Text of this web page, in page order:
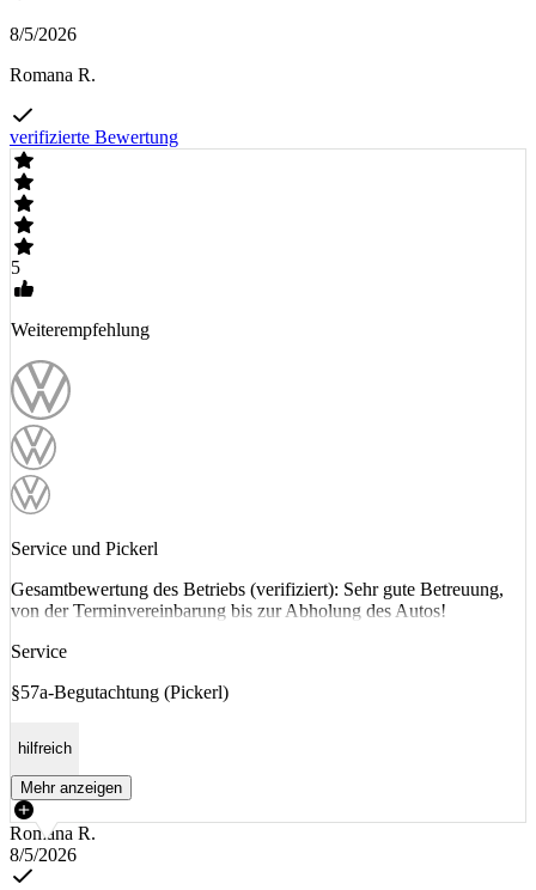
8/5/2026
Romana R.
verifizierte Bewertung
5
Weiterempfehlung
Service und Pickerl
Gesamtbewertung des Betriebs (verifiziert): Sehr gute Betreuung,
von der Terminvereinbarung bis zur Abholung des Autos!
Service
§57a-Begutachtung (Pickerl)
hilfreich
Mehr anzeigen
Romana R.
8/5/2026